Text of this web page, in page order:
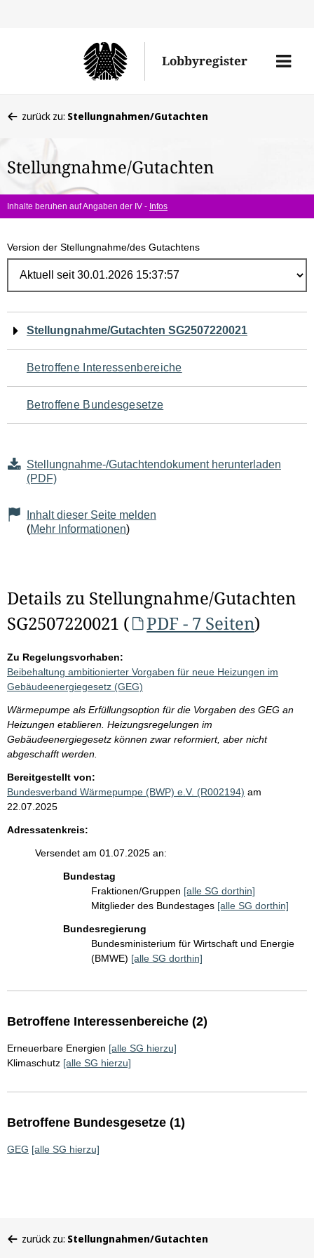
Lobbyregister
Menü
befinden
hier:
zurück zu: Stellungnahmen/Gutachten
Stellungnahme/Gutachten
Inhalte beruhen auf Angaben der IV - Infos
Version der Stellungnahme/des Gutachtens
Navigation
für
den
Seiteninhalt
Stellungnahme/Gutachten SG2507220021
Betroffene Interessenbereiche
Betroffene Bundesgesetze
Stellungnahme-/Gutachtendokument herunterladen
(PDF)
Inhalt dieser Seite melden
(Mehr Informationen)
Details zu Stellungnahme/Gutachten
SG2507220021 (
PDF - 7 Seiten)
Zu Regelungsvorhaben:
Beibehaltung ambitionierter Vorgaben für neue Heizungen im
Gebäudeenergiegesetz (GEG)
Wärmepumpe als Erfüllungsoption für die Vorgaben des GEG an
Heizungen etablieren. Heizungsregelungen im
Gebäudeenergiegesetz können zwar reformiert, aber nicht
abgeschafft werden.
Bereitgestellt von:
Bundesverband Wärmepumpe (BWP) e.V. (R002194) am
22.07.2025
Adressatenkreis:
Versendet am 01.07.2025 an:
Bundestag
Fraktionen/Gruppen [alle SG dorthin]
Mitglieder des Bundestages [alle SG dorthin]
Bundesregierung
Bundesministerium für Wirtschaft und Energie
(BMWE) [alle SG dorthin]
Betroffene Interessenbereiche (2)
Erneuerbare Energien [alle SG hierzu]
Klimaschutz [alle SG hierzu]
Betroffene Bundesgesetze (1)
GEG [alle SG hierzu]
befinden
zurück zu: Stellungnahmen/Gutachten